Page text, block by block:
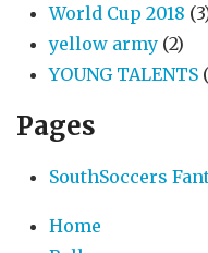
World Cup 2018
yellow army (2)
YOUNG TALENTS
Pages
SouthSoccers
Home